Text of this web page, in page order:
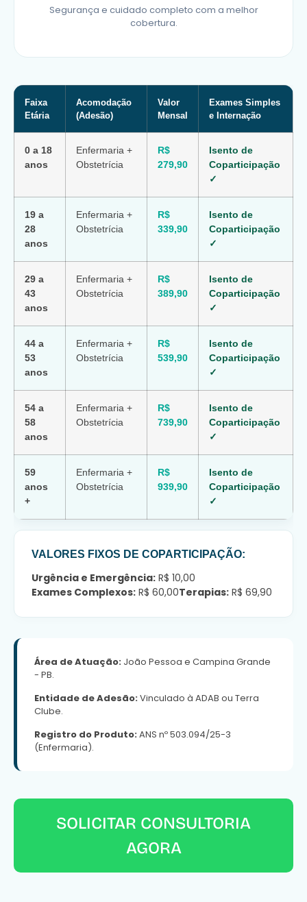
Segurança e cuidado completo com a melhor
cobertura.
Faixa
Etária
Acomodação
(Adesão)
Valor
Mensal
Exames Simples
e Internação
0 a 18
anos
Enfermaria +
Obstetrícia
R$
279,90
Isento de
Coparticipação
✓
19 a
28
anos
Enfermaria +
Obstetrícia
R$
339,90
Isento de
Coparticipação
✓
29 a
43
anos
Enfermaria +
Obstetrícia
R$
389,90
Isento de
Coparticipação
✓
44 a
53
anos
Enfermaria +
Obstetrícia
R$
539,90
Isento de
Coparticipação
✓
54 a
58
anos
Enfermaria +
Obstetrícia
R$
739,90
Isento de
Coparticipação
✓
59
anos
+
Enfermaria +
Obstetrícia
R$
939,90
Isento de
Coparticipação
✓
VALORES FIXOS DE COPARTICIPAÇÃO:
Urgência e Emergência: R$ 10,00
Exames Complexos: R$ 60,00Terapias: R$ 69,90
Área de Atuação: João Pessoa e Campina Grande
- PB.
Entidade de Adesão:Vinculado à ADAB ou Terra
Clube.
Registro do Produto:ANS nº 503.094/25-3
(Enfermaria).
SOLICITAR CONSULTORIA
AGORA